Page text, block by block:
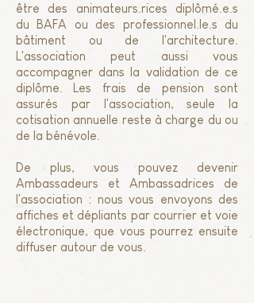
être des animateurs.rices diplômé.e.s
du BAFA ou des professionnel.le.s du
bâtiment ou de l'architecture.
L'association peut aussi vous
accompagner dans la validation de ce
diplôme. Les frais de pension sont
assurés par l'association, seule la
cotisation annuelle reste à charge du ou
de la bénévole.
De plus, vous pouvez devenir
Ambassadeurs et Ambassadrices de
l'association : nous vous envoyons des
affiches et dépliants par courrier et voie
électronique, que vous pourrez ensuite
diffuser autour de vous.